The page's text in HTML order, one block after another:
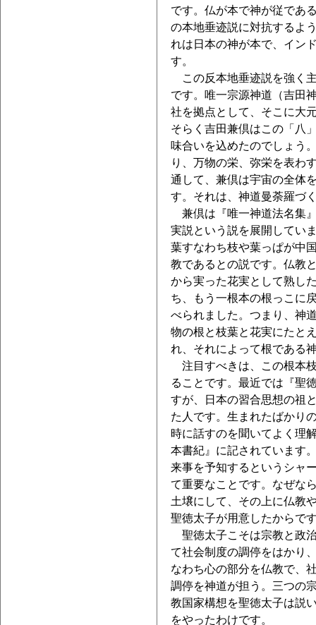
です。仏が本で神が従であ
の本地垂迹説に対抗するよ
れは日本の神が本で、イン
す。
この反本地垂迹説を強く
です。唯一宗源神道（吉田
社を拠点として、そこに大
そらく吉田兼倶はこの「八
味合いを込めたのでしょう
り、万物の栄、弥栄を表わ
通して、兼倶は宇宙の全体
す。それは、神道曼荼羅づ
兼倶は『唯一神道法名集
実説という説を展開してい
葉すなわち枝や葉っぱが中
教であるとの説です。仏教
から実った花実として熟し
ち、もう一根本の根っこに
べられました。つまり、神
物の根と枝葉と花実にたと
れ、それによって根である
注目すべきは、この根本
ることです。最近では『聖
すが、日本の習合思想の祖
た人です。生まれたばかり
時に話すのを聞いてよく理
本書紀』に記されています
来事を予知するというシャ
て重要なことです。なぜな
土壌にして、その上に仏教
聖徳太子が用意したからで
聖徳太子こそは宗教と政
て社会制度の調停をはかり
なわち心の部分を仏教で、
調停を神道が担う。三つの
教国家構想を聖徳太子は説
をやったわけです。